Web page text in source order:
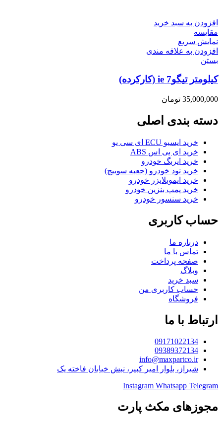
افزودن به سبد خرید
مقایسه
نمایش سریع
افزودن به علاقه مندی
بستن
کیلومتر تیگو7 ie (کارکرده)
35,000,000 تومان
دسته بندی اصلی
خرید ایسیو ECU ای سی یو
خرید ای بی اس ABS
خرید ایربگ خودرو
خرید نود خودرو (جعبه سوییچ)
خرید ایموبلایزر خودرو
خرید پمپ بنزین خودرو
خرید سنسور خودرو
حساب کاربری
درباره ما
تماس با ما
صفحه پرداخت
وبلاگ
سبد خرید
حساب کاربری من
فروشگاه
ارتباط با ما
09171022134
09389372134
info@maxpartco.ir
شیراز، بلوار امیر کبیر، نبش خیابان فاخته یک
Instagram Whatsapp Telegram
مجوزهای مکث پارت